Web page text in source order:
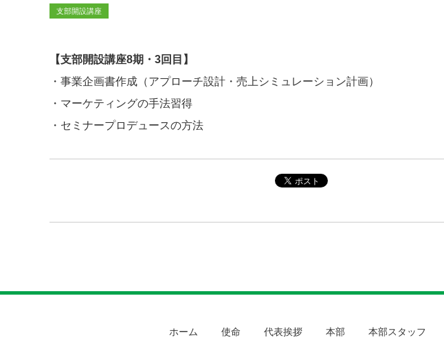
支部開設講座
【支部開設講座8期・3回目】
・事業企画書作成（アプローチ設計・売上シミュレーション計画）
・マーケティングの手法習得
・セミナープロデュースの方法
ホーム 使命 代表挨拶 本部 本部スタッフ